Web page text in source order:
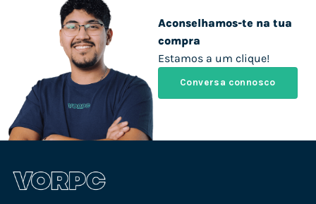
Aconselhamos-te na tua
compra
Estamos a um clique!
Conversa connosco